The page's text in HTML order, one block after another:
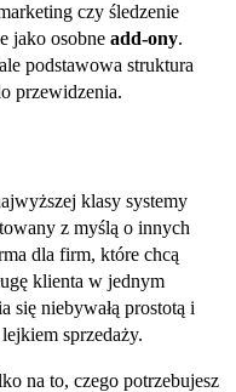
czy śledzenie
jako osobne add-ony.
podstawowa struktura
przewidzenia.
klasy systemy
z myślą o innych
dla firm, które chcą
klienta w jednym
się niebywałą prostotą i
sprzedaży.
na to, czego potrzebujesz